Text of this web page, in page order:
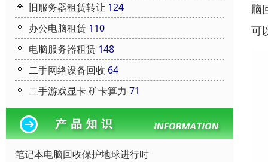
旧服务器租赁转让 124
办公电脑租赁 110
电脑服务器租赁 148
二手网络设备回收 64
二手游戏显卡 矿卡算力 71
笔记本电脑回收保护地球进行时
脑
可